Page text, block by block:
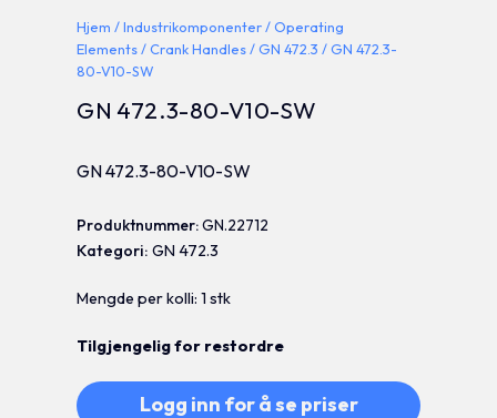
Hjem /Industrikomponenter/Operating
Elements/Crank Handles/GN 472.3 / GN 472.3-
80-V10-SW
GN 472.3-80-V10-SW
GN 472.3-80-V10-SW
Produktnummer:GN.22712
Kategori:GN 472.3
Mengde per kolli: 1 stk
Tilgjengelig for restordre
Logg inn for å se priser